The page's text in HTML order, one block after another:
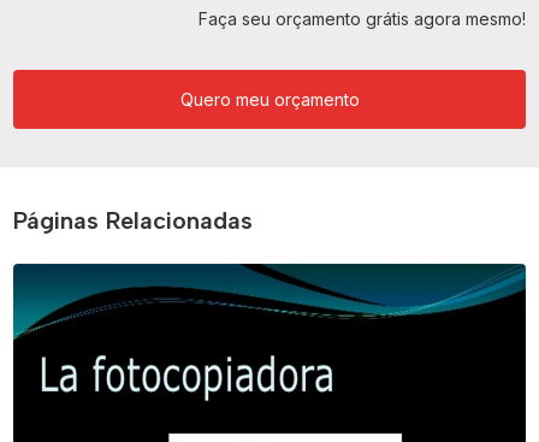
Faça seu orçamento grátis agora mesmo!
Quero meu orçamento
Páginas Relacionadas